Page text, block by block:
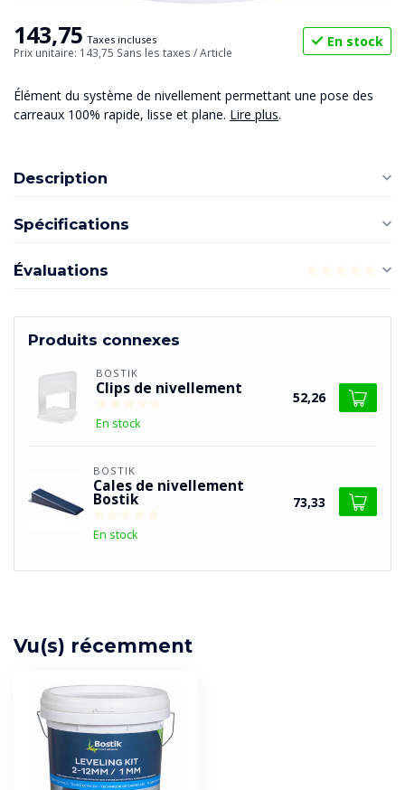
143,75 Taxes incluses
Prix unitaire: 143,75 Sans les taxes / Article
En stock
Élément du système de nivellement permettant une pose des
carreaux 100% rapide, lisse et plane. Lire plus.
Description
Spécifications
Évaluations
Produits connexes
BOSTIK
Clips de nivellement
En stock
52,26
BOSTIK
Cales de nivellement
Bostik
En stock
73,33
Vu(s) récemment